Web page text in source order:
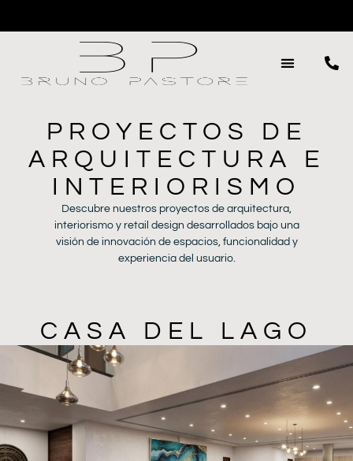
PROYECTOS DE
ARQUITECTURA E
INTERIORISMO
Descubre nuestros proyectos de arquitectura,
interiorismo y retail design desarrollados bajo una
visión de innovación de espacios, funcionalidad y
experiencia del usuario.
CASA DEL LAGO